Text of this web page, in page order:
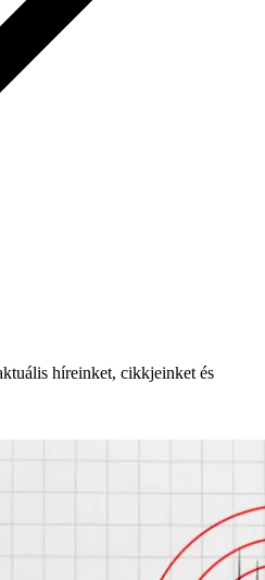
híreinket, cikkjeinket és